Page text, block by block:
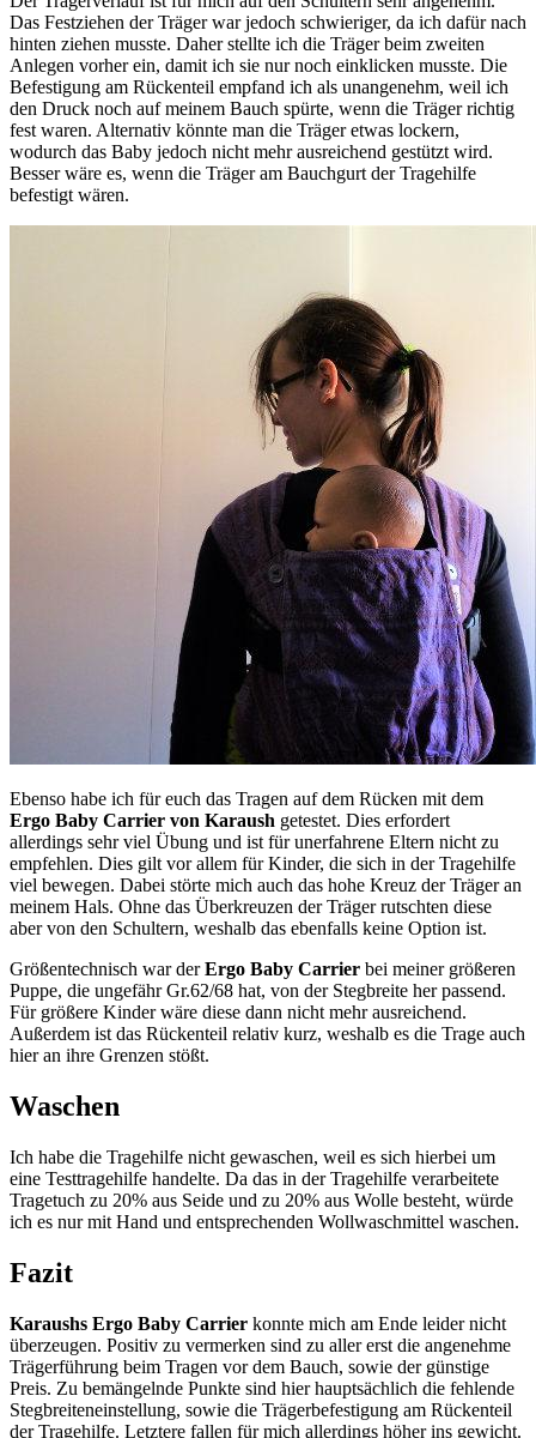
Das Festziehen der Träger war jedoch schwieriger, da ich dafür nach
hinten ziehen musste. Daher stellte ich die Träger beim zweiten
Anlegen vorher ein, damit ich sie nur noch einklicken musste. Die
Befestigung am Rückenteil empfand ich als unangenehm, weil ich
den Druck noch auf meinem Bauch spürte, wenn die Träger richtig
fest waren. Alternativ könnte man die Träger etwas lockern,
wodurch das Baby jedoch nicht mehr ausreichend gestützt wird.
Besser wäre es, wenn die Träger am Bauchgurt der Tragehilfe
befestigt wären.
Ebenso habe ich für euch das Tragen auf dem Rücken mit dem
Ergo Baby Carrier von Karaush getestet. Dies erfordert
allerdings sehr viel Übung und ist für unerfahrene Eltern nicht zu
empfehlen. Dies gilt vor allem für Kinder, die sich in der Tragehilfe
viel bewegen. Dabei störte mich auch das hohe Kreuz der Träger an
meinem Hals. Ohne das Überkreuzen der Träger rutschten diese
aber von den Schultern, weshalb das ebenfalls keine Option ist.
Größentechnisch war derErgo Baby Carrier bei meiner größeren
Puppe, die ungefähr Gr.62/68 hat, von der Stegbreite her passend.
Für größere Kinder wäre diese dann nicht mehr ausreichend.
Außerdem ist das Rückenteil relativ kurz, weshalb es die Trage auch
hier an ihre Grenzen stößt.
Waschen
Ich habe die Tragehilfe nicht gewaschen, weil es sich hierbei um
eine Testtragehilfe handelte. Da das in der Tragehilfe verarbeitete
Tragetuch zu 20% aus Seide und zu 20% aus Wolle besteht, würde
ich es nur mit Hand und entsprechenden Wollwaschmittel waschen.
Fazit
Karaushs Ergo Baby Carrier konnte mich am Ende leider nicht
überzeugen. Positiv zu vermerken sind zu aller erst die angenehme
Trägerführung beim Tragen vor dem Bauch, sowie der günstige
Preis. Zu bemängelnde Punkte sind hier hauptsächlich die fehlende
Stegbreiteneinstellung, sowie die Trägerbefestigung am Rückenteil
der Tragehilfe. Letztere fallen für mich allerdings höher ins gewicht.